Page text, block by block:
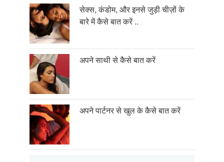
सेक्स, कंडोम, और इनसे जुड़ी चीज़ों के
बारे में कैसे बात करें ..
अपने साथी से कैसे बात करें
अपने पार्टनर से खुल के कैसे बात करें